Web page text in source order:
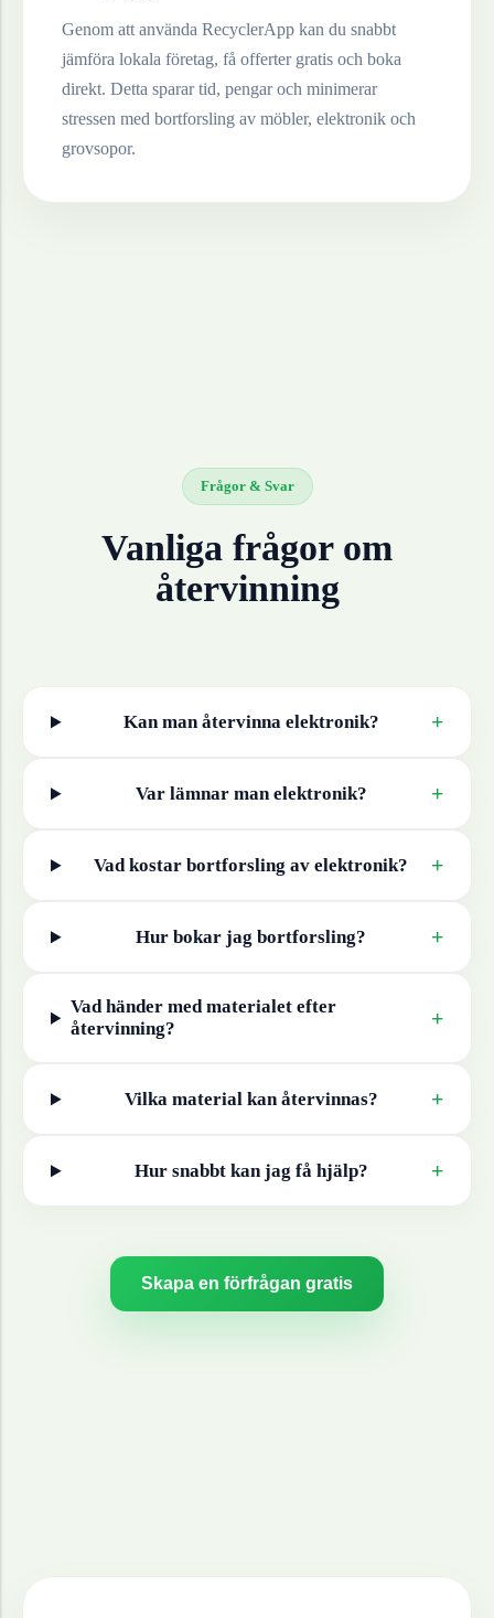
Genom att använda RecyclerApp kan du snabbt
jämföra lokala företag, få offerter gratis och boka
direkt. Detta sparar tid, pengar och minimerar
stressen med bortforsling av möbler, elektronik och
grovsopor.
Frågor & Svar
Vanliga frågor om
återvinning
Kan man återvinna elektronik? +
Var lämnar man elektronik? +
Vad kostar bortforsling av elektronik? +
Hur bokar jag bortforsling? +
Vad händer med materialet efter
återvinning?
+
Vilka material kan återvinnas? +
Hur snabbt kan jag få hjälp? +
Skapa en förfrågan gratis